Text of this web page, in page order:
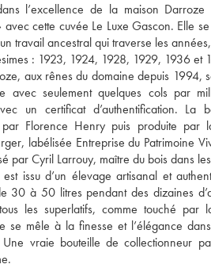
l’excellence de la maison
avec cette cuvée Le Luxe Gascon. Elle
travail ancestral qui traverse les
: 1923, 1924, 1928, 1929, 1936 et
aux rênes du domaine depuis 1994,
avec seulement quelques cols par
un certificat d’authentification. La
Florence Henry puis produite par
labélisée Entreprise du Patrimoine
par Cyril Larrouy, maître du bois dans
est issu d’un élevage artisanal et
30 à 50 litres pendant des dizaines
les superlatifs, comme touché par
se mêle à la finesse et l’élégance
Une vraie bouteille de collectionneur